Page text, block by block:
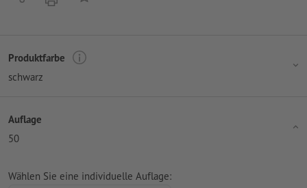
Produktfarbe
schwarz
Auflage
50
Wählen Sie eine individuelle Auflage: